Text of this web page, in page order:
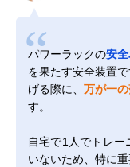
パワーラックの安全
を果たす安全装置
げる際に、 万が一
す。
自宅で1人でトレ
いないため、特に